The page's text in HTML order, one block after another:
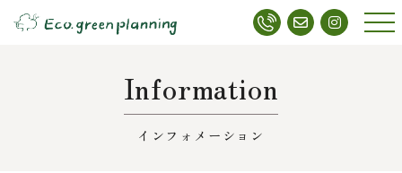
メニ
Information
インフォメーション